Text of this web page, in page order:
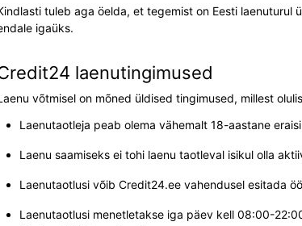
tuleb aga öelda, et tegemist on Eesti
igaüks.
laenutingimused
võtmisel on mõned üldised tingimused, millest
Laenutaotleja peab olema vähemalt 18-aastane
Laenu saamiseks ei tohi laenu taotleval isikul olla
Laenutaotlusi võib Credit24.ee vahendusel esitada
Laenutaotlusi menetletakse iga päev kell 08:00-